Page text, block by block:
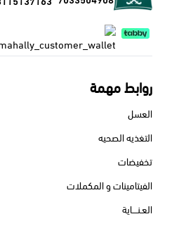
روابط مهمة
العسل
التغذيه الصحيه
تخفيضات
الفيتامينات و المكملات
العـنــــاية